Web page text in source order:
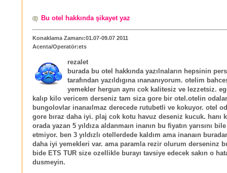
Bu otel hakkında şikayet yaz
Konaklama Zamanı:01.07-09.07 2011
Acenta/Operatör:ets
rezalet
burada bu otel hakkında yazılnaların hepsinin
tarafından yazıldıgına ınananıyorum. otelim
yemekler hergun aynı cok kalitesiz ve lezzetsiz.
kalıp kilo vericem derseniz tam siza gore bir otel.otelin
bungolovlar inanaılmaz derecede rutubetli ve kokuyor. otel
gore bıraz daha iyi. plaj cok kotu havuz deseniz kucuk. hanı
orada yazan 5 yıldıza aldanmaın inanın bu fiyatın yarısını
etmiyor. ben 3 yıldızlı otellerdede kaldım ama inanaın
daha iyi yemekleri var. ama paramla rezir olurum derseninz
bide ETS TUR size ozellikle burayı tavsiye edecek sakın o
dusmeyin.